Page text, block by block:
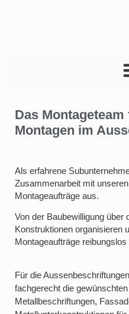
Das
Montagen im
Als erfahrene
Zusammenarbeit mit
Montageaufträge aus.
Von der Baubewilligung über
Konstruktionen organisieren
Montageaufträge
Für die
fachgerecht die
Metallbeschriftungen,